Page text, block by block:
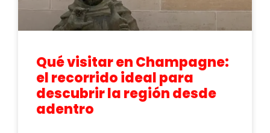
Qué visitar en Champagne:
el recorrido ideal para
descubrir la región desde
adentro